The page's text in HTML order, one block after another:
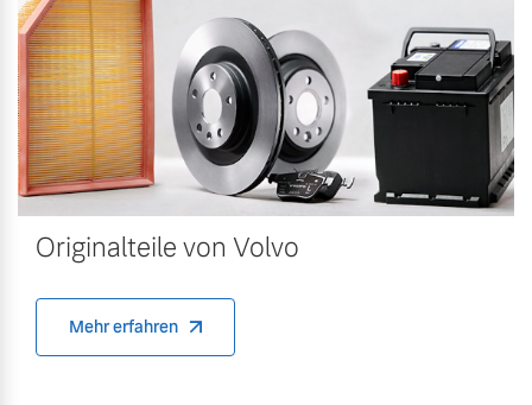
Originalteile von Volvo
Mehr erfahren